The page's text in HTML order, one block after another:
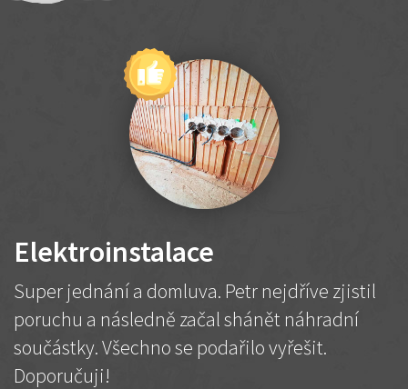
Elektroinstalace
Super jednání a domluva. Petr nejdříve zjistil
poruchu a následně začal shánět náhradní
součástky. Všechno se podařilo vyřešit.
Doporučuji!